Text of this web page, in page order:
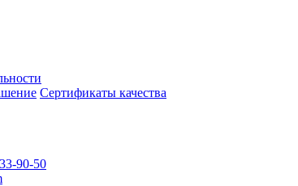
Сертификаты качества
90-50